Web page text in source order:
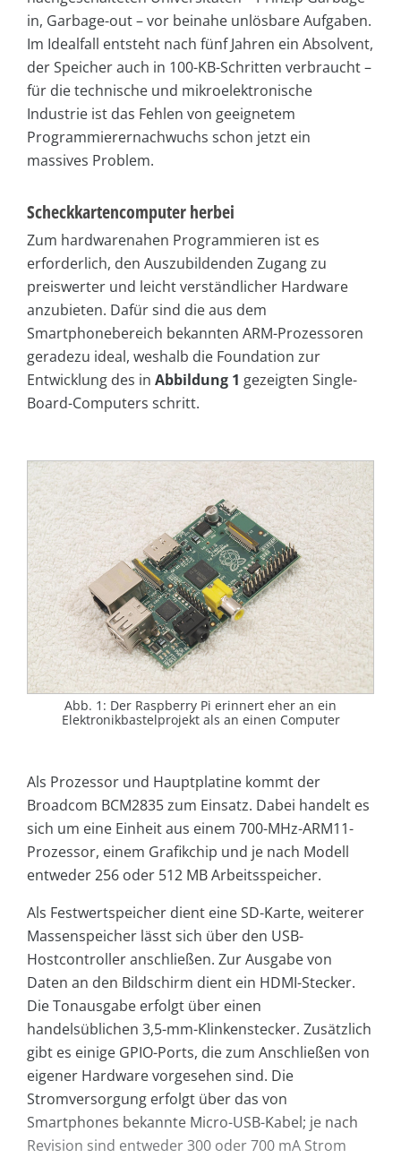
in, Garbage-out – vor beinahe unlösbare Aufgaben.
Im Idealfall entsteht nach fünf Jahren ein Absolvent,
der Speicher auch in 100-KB-Schritten verbraucht –
für die technische und mikroelektronische
Industrie ist das Fehlen von geeignetem
Programmierernachwuchs schon jetzt ein
massives Problem.
Scheckkartencomputer herbei
Zum hardwarenahen Programmieren ist es
erforderlich, den Auszubildenden Zugang zu
preiswerter und leicht verständlicher Hardware
anzubieten. Dafür sind die aus dem
Smartphonebereich bekannten ARM-Prozessoren
geradezu ideal, weshalb die Foundation zur
Entwicklung des in Abbildung 1 gezeigten Single-
Board-Computers schritt.
Abb. 1: Der Raspberry Pi erinnert eher an ein
Elektronikbastelprojekt als an einen Computer
Als Prozessor und Hauptplatine kommt der
Broadcom BCM2835 zum Einsatz. Dabei handelt es
sich um eine Einheit aus einem 700-MHz-ARM11-
Prozessor, einem Grafikchip und je nach Modell
entweder 256 oder 512 MB Arbeitsspeicher.
Als Festwertspeicher dient eine SD-Karte, weiterer
Massenspeicher lässt sich über den USB-
Hostcontroller anschließen. Zur Ausgabe von
Daten an den Bildschirm dient ein HDMI-Stecker.
Die Tonausgabe erfolgt über einen
handelsüblichen 3,5-mm-Klinkenstecker. Zusätzlich
gibt es einige GPIO-Ports, die zum Anschließen von
eigener Hardware vorgesehen sind. Die
Stromversorgung erfolgt über das von
Smartphones bekannte Micro-USB-Kabel; je nach
Revision sind entweder 300 oder 700 mA Strom